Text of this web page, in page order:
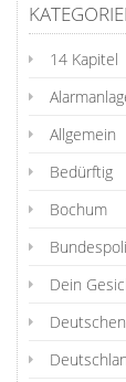
14 Kapitel
Allgemein
Bedürftig
Bochum
Dein